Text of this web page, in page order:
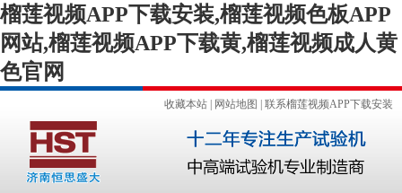
榴莲视频APP下载安装,榴莲视频色板APP
网站,榴莲视频APP下载黄,榴莲视频成人黄
色官网
收藏本站 网站地图 联系榴莲视频APP下载安装